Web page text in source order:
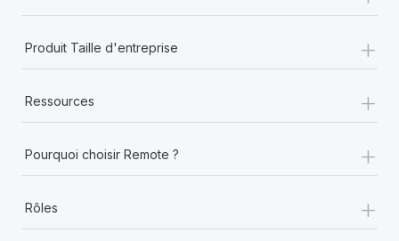
Produit Taille d'entreprise +
Ressources +
Pourquoi choisir Remote ? +
Rôles +